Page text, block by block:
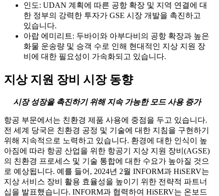
인도: UDAN 계획에 따른 공항 확장 및 지역 연결에 대
한 정부의 강력한 투자가 GSE 시장 개발을 촉진하고
있습니다.
아랍 에미리트: 두바이와 아부다비의 공항 확장과 높은
화물 운송량 및 승객 수로 인해 현대적인 지상 지원 장
비에 대한 필요성이 가속화되고 있습니다.
지상 지원 장비 시장 동향
시장 성장을 촉진하기 위해 지속 가능한 모드 사용 증가
항공 부문에서는 친환경 제품 사용에 중점을 두고 있습니다.
전 세계 당국은 친환경 공정 및 기술에 대한 지침을 구현하기
위해 지속적으로 노력하고 있습니다. 환경에 대한 인식이 높
아짐에 따라 항공 산업을 위한 항공기 지상 지원 장비(AGSE)
의 친환경 프로세스 및 기술 통합에 대한 수요가 높아질 것으
로 예상됩니다. 예를 들어, 2024년 2월 INFORM과 HiSERV는
지상 서비스 장비 활용 효율성을 높이기 위한 전략적 파트너
십을 발표했습니다. INFORM과 협력하여 HiSERV는 온보드